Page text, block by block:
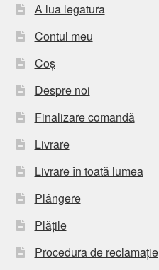
A lua legatura
Contul meu
Coș
Despre noi
Finalizare comandă
Livrare
Livrare în toată lumea
Plângere
Plățile
Procedura de reclamație